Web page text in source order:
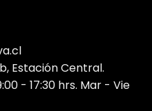
Estación Central.
- 17:30 hrs. Mar - Vie